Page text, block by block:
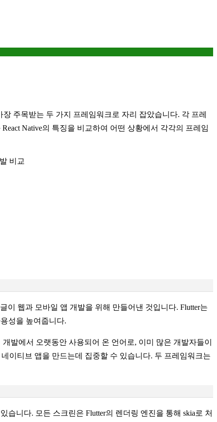
주목받는 두 가지 프레임워크로 자리 잡았습니다. 각 프레
Native의 특징을 비교하여 어떤 상황에서 각각의 프레임
이 웹과 모바일 앱 개발을 위해 만들어낸 것입니다. Flutter는
성을 높여줍니다.
발에서 오랫동안 사용되어 온 언어로, 이미 많은 개발자들이
이티브 앱을 만드는데 집중할 수 있습니다. 두 프레임워크는
니다. 모든 스크린은 Flutter의 렌더링 엔진을 통해 skia로 처